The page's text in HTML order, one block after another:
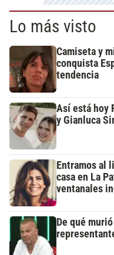
Lo más visto
Camiseta y
conquista
tendencia
Así está hoy
y Gianluca
Entramos al
casa en La
ventanales
De qué